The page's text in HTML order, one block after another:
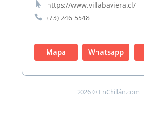
 https://www.villabaviera.cl/
 (73) 246 5548
Mapa Whatsapp
2026 © EnChillán.com